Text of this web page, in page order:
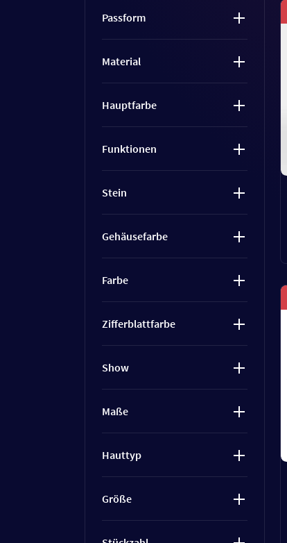
Passform
Material
Hauptfarbe
Funktionen
Stein
Gehäusefarbe
Farbe
Zifferblattfarbe
Show
Maße
Hauttyp
Größe